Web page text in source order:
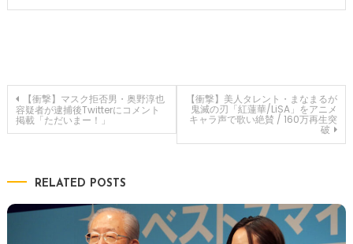
投
稿
ビ
【衝撃】マスク拒否男・奥野淳也
容疑者が逮捕後Twitterにコメント
掲載「ただいまー！」
【衝撃】美人タレント・まなまるが
鬼滅の刃「紅蓮華/LiSA」をアニメ
キャラ声で歌い絶賛 / 160万再生突
破
RELATED POSTS